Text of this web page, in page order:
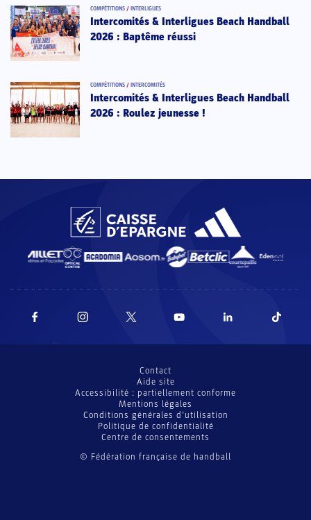
COMPÉTITIONS / INTERLIGUES
Intercomités & Interligues Beach Handball
2026 : Baptême réussi
COMPÉTITIONS / INTERCOMITÉS
Intercomités & Interligues Beach Handball
2026 : Roulez jeunesse !
© Fédération française de handball
Contact
Aide site
Accessibilité : partiellement conforme
Mentions légales
Conditions générales d’utilisation
Politique de confidentialité
Centre de consentements